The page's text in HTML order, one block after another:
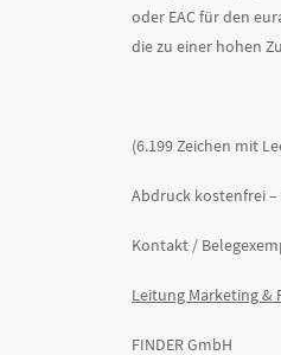
oder EAC für den
die zu einer hohen
(6.199 Zeichen mit
Abdruck kostenfrei
Kontakt /
Leitung Marketing &
FINDER GmbH